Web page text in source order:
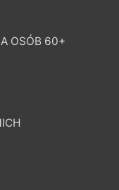
OSÓB 60+